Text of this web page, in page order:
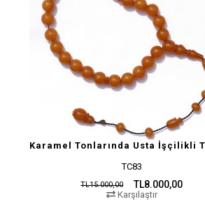
TC83
TL8.000,00
TL15.000,00
Karşılaştır